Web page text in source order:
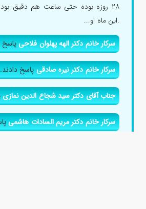
۲۸ روزه بوده حتی ساعت هم دقیق
.این ماه او...
سرکار خانم دکتر الهه پهلوان فلاحیپاسخ
سرکار خانم دکتر نیره صادقیپاسخ دادند.
جناب آقای دکتر سید شجاع الدین نمازی
سرکار خانم دکتر مریم السادات هاشمی